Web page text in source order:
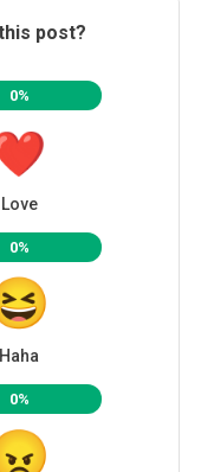
post?
0%
Love
0%
Haha
0%